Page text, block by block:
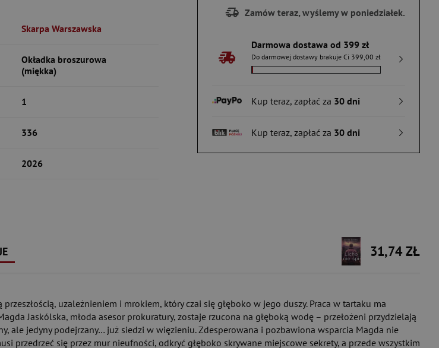
Zamów teraz, wyślemy w poniedziałek.
Darmowa dostawa od 399 zł
Do darmowej dostawy brakuje Ci 399,00 zł
Kup teraz, zapłać za 30 dni
Kup teraz, zapłać za 30 dni
Skarpa Warszawska
Okładka broszurowa
(miękka)
1
336
2026
31,74 ZŁ
uzależnieniem i mrokiem, który czai się głęboko w jego duszy. Praca w tartaku ma
Jaskólska, młoda asesor prokuratury, zostaje rzucona na głęboką wodę – przełożeni przydzielają
ale jedyny podejrzany… już siedzi w więzieniu. Zdesperowana i pozbawiona wsparcia Magda nie
przedrzeć się przez mur nieufności, odkryć głęboko skrywane miejscowe sekrety, a przede wszystkim